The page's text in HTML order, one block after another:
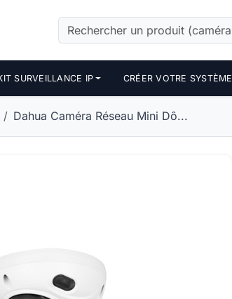
SURVEILLANCE IP CRÉER VOTRE SYSTÈME
Dahua Caméra Réseau Mini Dô...